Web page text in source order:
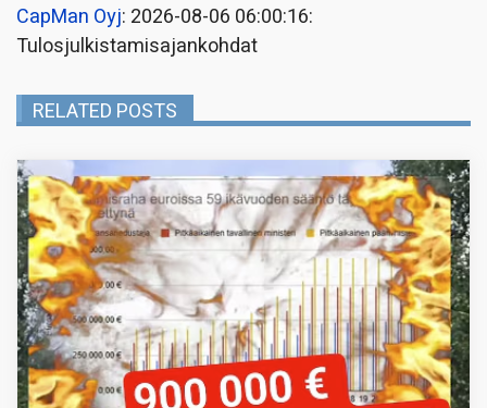
CapMan Oyj: 2026-08-06 06:00:16:
Tulosjulkistamisajankohdat
RELATED POSTS